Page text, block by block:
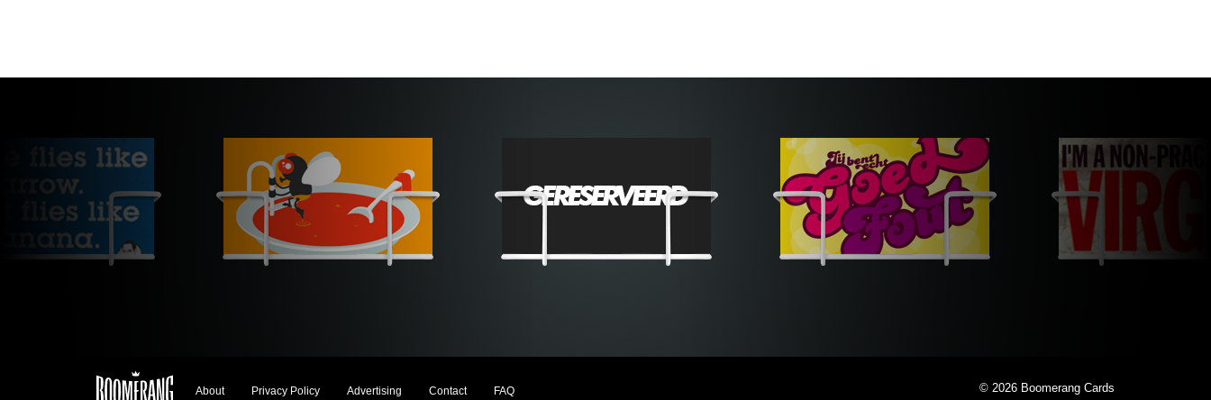
About Privacy Policy Advertising Contact FAQ © 2026 Boomerang Cards